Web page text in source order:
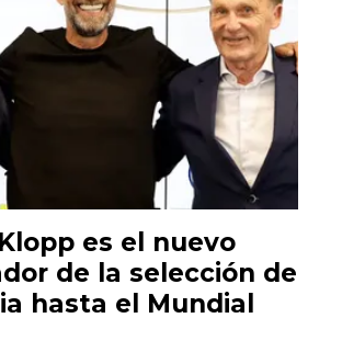
es el nuevo
de la selección de
hasta el Mundial